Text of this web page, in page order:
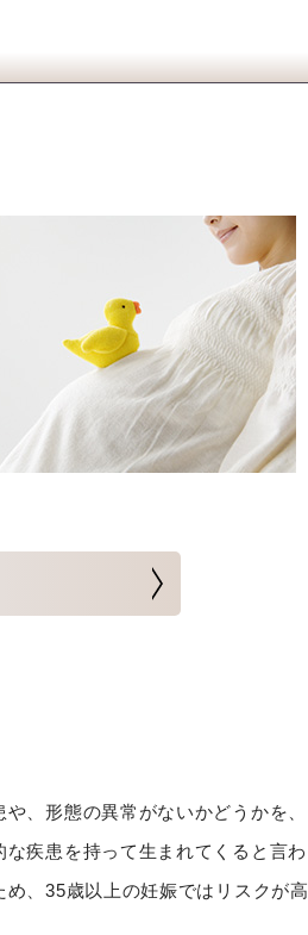
、形態の異常がないかどうかを、
疾患を持って生まれてくると言わ
、35歳以上の妊娠ではリスクが高